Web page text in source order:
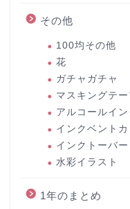
その他
100均その他
花
ガチャガチャ
マスキングテー
アルコールイン
インクベント
インクトーバー
水彩イラスト
1年のまとめ